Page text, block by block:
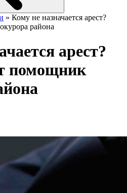
» Кому не назначается арест?
района
арест?
помощник